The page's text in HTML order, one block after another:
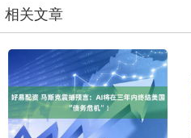
相关文章